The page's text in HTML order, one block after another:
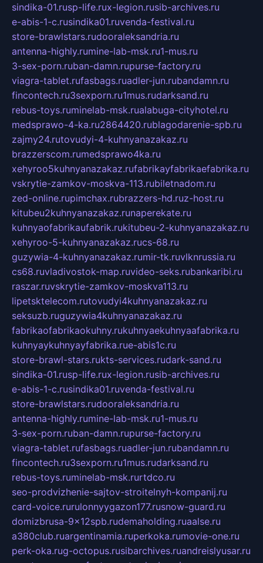
sindika-01.rusp-life.rux-legion.rusib-archives.ru
e-abis-1-c.rusindika01.ruvenda-festival.ru
store-brawlstars.rudooraleksandria.ru
antenna-highly.rumine-lab-msk.ru1-mus.ru
3-sex-porn.ruban-damn.rupurse-factory.ru
viagra-tablet.rufasbags.ruadler-jun.rubandamn.ru
fincontech.ru3sexporn.ru1mus.rudarksand.ru
rebus-toys.ruminelab-msk.rualabuga-cityhotel.ru
medsprawo-4-ka.ru2864420.rublagodarenie-spb.ru
zajmy24.rutovudyi-4-kuhnyanazakaz.ru
brazzerscom.rumedsprawo4ka.ru
xehyroo5kuhnyanazakaz.rufabrikayfabrikaefabrika.ru
vskrytie-zamkov-moskva-113.rubiletnadom.ru
zed-online.rupimchax.rubrazzers-hd.ruz-host.ru
kitubeu2kuhnyanazakaz.runaperekate.ru
kuhnyaofabrikaufabrik.rukitubeu-2-kuhnyanazakaz.ru
xehyroo-5-kuhnyanazakaz.rucs-68.ru
guzywia-4-kuhnyanazakaz.rumir-tk.ruvlknrussia.ru
cs68.ruvladivostok-map.ruvideo-seks.rubankaribi.ru
raszar.ruvskrytie-zamkov-moskva113.ru
lipetsktelecom.rutovudyi4kuhnyanazakaz.ru
seksuzb.ruguzywia4kuhnyanazakaz.ru
fabrikaofabrikaokuhny.rukuhnyaekuhnyaafabrika.ru
kuhnyaykuhnyayfabrika.rue-abis1c.ru
store-brawl-stars.rukts-services.rudark-sand.ru
sindika-01.rusp-life.rux-legion.rusib-archives.ru
e-abis-1-c.rusindika01.ruvenda-festival.ru
store-brawlstars.rudooraleksandria.ru
antenna-highly.rumine-lab-msk.ru1-mus.ru
3-sex-porn.ruban-damn.rupurse-factory.ru
viagra-tablet.rufasbags.ruadler-jun.rubandamn.ru
fincontech.ru3sexporn.ru1mus.rudarksand.ru
rebus-toys.ruminelab-msk.rurtdco.ru
seo-prodvizhenie-sajtov-stroitelnyh-kompanij.ru
card-voice.rurulonnyygazon177.rusnow-guard.ru
domizbrusa-9x12spb.rudemaholding.ruaalse.ru
a380club.ruargentinamia.ruperkoka.rumovie-one.ru
perk-oka.rug-octopus.rusibarchives.ruandreislyusar.ru